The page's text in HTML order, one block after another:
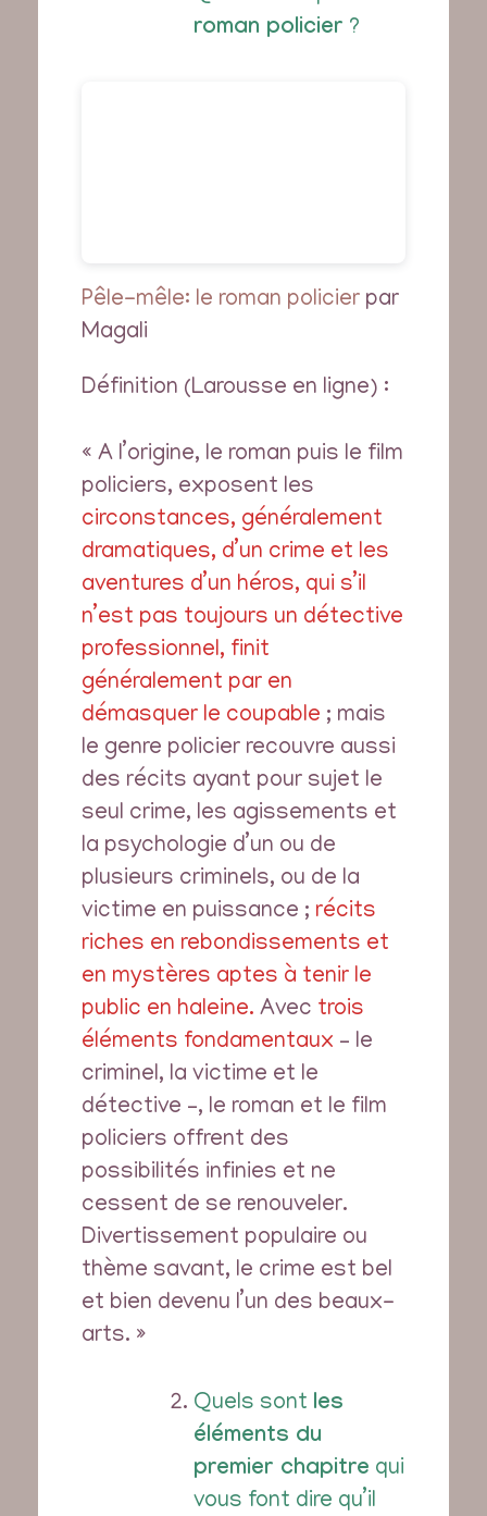
roman policier ?
Pêle-mêle: le roman policier par
Magali
Définition (Larousse en ligne) :
« A l’origine, le roman puis le film
policiers, exposent les
circonstances, généralement
dramatiques, d’un crime et les
aventures d’un héros, qui s’il
n’est pas toujours un détective
professionnel, finit
généralement par en
démasquer le coupable ; mais
le genre policier recouvre aussi
des récits ayant pour sujet le
seul crime, les agissements et
la psychologie d’un ou de
plusieurs criminels, ou de la
victime en puissance ; récits
riches en rebondissements et
en mystères aptes à tenir le
public en haleine. Avec trois
éléments fondamentaux – le
criminel, la victime et le
détective –, le roman et le film
policiers offrent des
possibilités infinies et ne
cessent de se renouveler.
Divertissement populaire ou
thème savant, le crime est bel
et bien devenu l’un des beaux-
arts. »
Quels sont les
éléments du
premier chapitre qui
vous font dire qu’il